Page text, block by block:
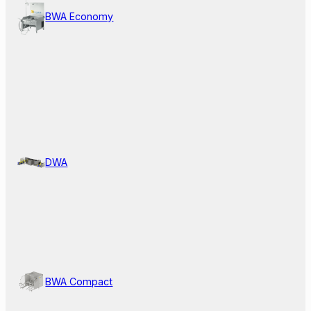
BWA Economy
DWA
BWA Compact